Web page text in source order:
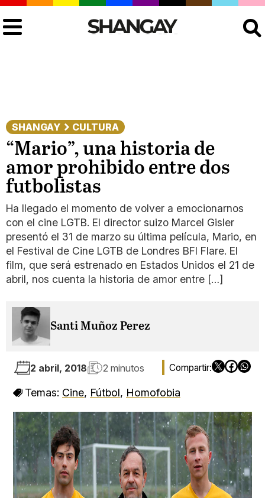
SHANGAY CULTURA
“Mario”, una historia de
amor prohibido entre dos
futbolistas
Ha llegado el momento de volver a emocionarnos
con el cine LGTB. El director suizo Marcel Gisler
presentó el 31 de marzo su última película, Mario, en
el Festival de Cine LGTB de Londres BFI Flare. El
film, que será estrenado en Estados Unidos el 21 de
abril, nos cuenta la historia de amor entre […]
Santi Muñoz Perez
2 abril, 2018 2 minutos
Temas: Cine, Fútbol, Homofobia